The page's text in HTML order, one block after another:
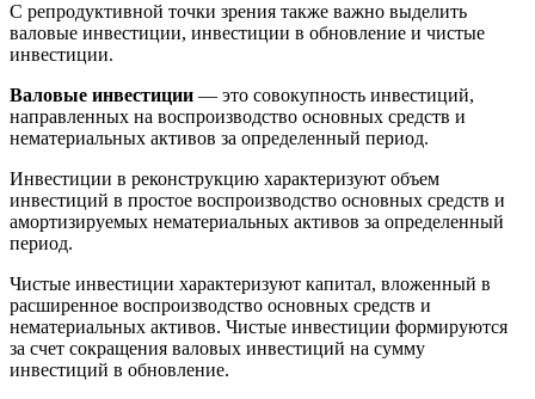
С репродуктивной точки зрения также важно выделить
валовые инвестиции, инвестиции в обновление и чистые
инвестиции.
Валовые инвестиции — это совокупность инвестиций,
направленных на воспроизводство основных средств и
нематериальных активов за определенный период.
Инвестиции в реконструкцию характеризуют объем
инвестиций в простое воспроизводство основных средств и
амортизируемых нематериальных активов за определенный
период.
Чистые инвестиции характеризуют капитал, вложенный в
расширенное воспроизводство основных средств и
нематериальных активов. Чистые инвестиции формируются
за счет сокращения валовых инвестиций на сумму
инвестиций в обновление.